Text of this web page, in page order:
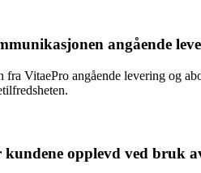
angående
VitaePro angående levering og
kundene opplevd ved bruk